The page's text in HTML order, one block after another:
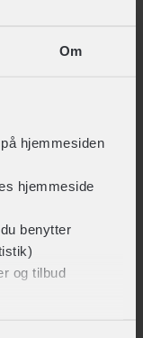
Om
hjemmesiden
hjemmeside
benytter
og tilbud
Sammenlign